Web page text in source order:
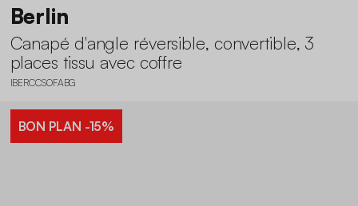
Berlin
Canapé d'angle réversible, convertible, 3
places tissu avec coffre
IBERCCSOFABG
BON PLAN -15%